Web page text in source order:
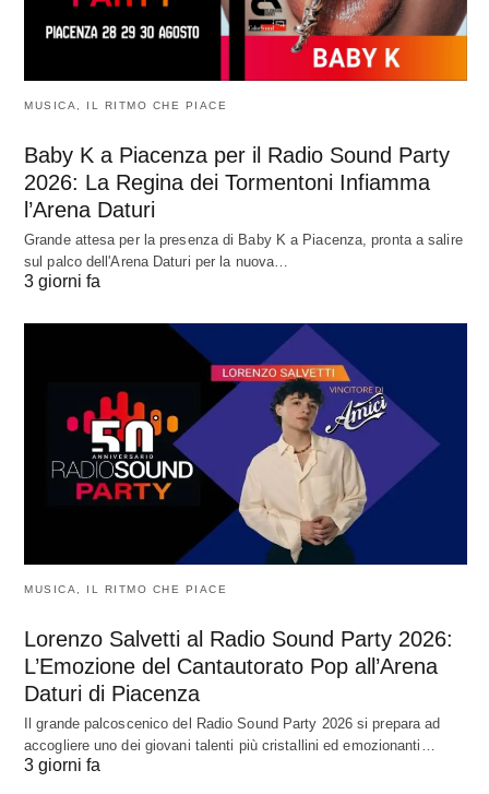
MUSICA, IL RITMO CHE PIACE
Baby K a Piacenza per il Radio Sound Party
2026: La Regina dei Tormentoni Infiamma
l’Arena Daturi
Grande attesa per la presenza di Baby K a Piacenza, pronta a salire
sul palco dell'Arena Daturi per la nuova…
3 giorni fa
MUSICA, IL RITMO CHE PIACE
Lorenzo Salvetti al Radio Sound Party 2026:
L’Emozione del Cantautorato Pop all’Arena
Daturi di Piacenza
Il grande palcoscenico del Radio Sound Party 2026 si prepara ad
accogliere uno dei giovani talenti più cristallini ed emozionanti…
3 giorni fa